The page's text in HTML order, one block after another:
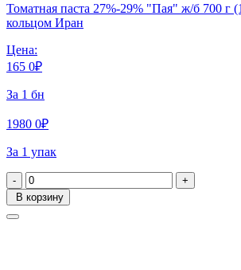
Томатная паста 27%-29% "Пая" ж/б 700 г
кольцом Иран
Цена:
165 0₽
За 1 бн
1980 0₽
За 1 упак
-
+
В корзину